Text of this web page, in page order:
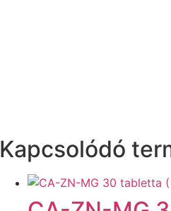
Kapcsolódó